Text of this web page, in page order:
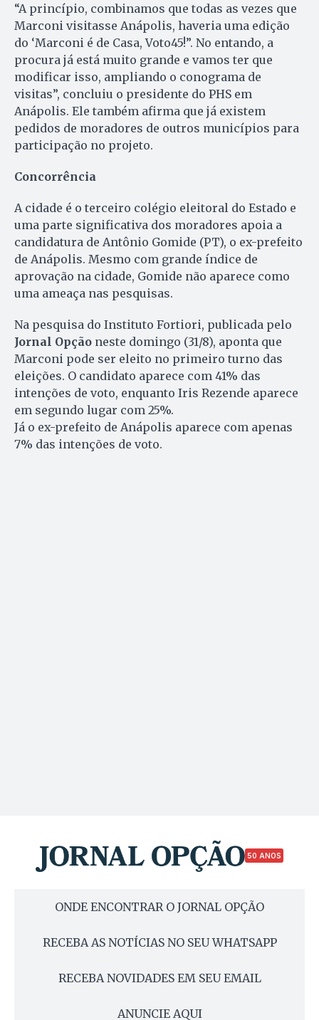
“A princípio, combinamos que todas as vezes que
Marconi visitasse Anápolis, haveria uma edição
do ‘Marconi é de Casa, Voto45!”. No entando, a
procura já está muito grande e vamos ter que
modificar isso, ampliando o conograma de
visitas”, concluiu o presidente do PHS em
Anápolis. Ele também afirma que já existem
pedidos de moradores de outros municípios para
participação no projeto.
Concorrência
A cidade é o terceiro colégio eleitoral do Estado e
uma parte significativa dos moradores apoia a
candidatura de Antônio Gomide (PT), o ex-prefeito
de Anápolis. Mesmo com grande índice de
aprovação na cidade, Gomide não aparece como
uma ameaça nas pesquisas.
Na pesquisa do Instituto Fortiori, publicada pelo
Jornal Opção neste domingo (31/8), aponta que
Marconi pode ser eleito no primeiro turno das
eleições. O candidato aparece com 41% das
intenções de voto, enquanto Iris Rezende aparece
em segundo lugar com 25%.
Já o ex-prefeito de Anápolis aparece com apenas
7% das intenções de voto.
50 ANOS
ONDE ENCONTRAR O JORNAL OPÇÃO
RECEBA AS NOTÍCIAS NO SEU WHATSAPP
RECEBA NOVIDADES EM SEU EMAIL
ANUNCIE AQUI